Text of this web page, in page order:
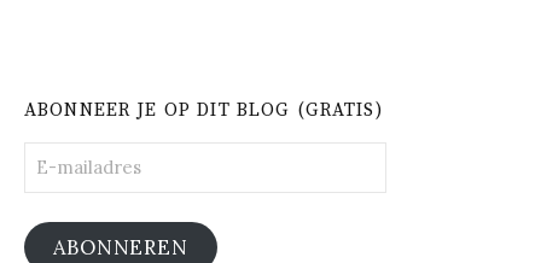
ABONNEER JE OP DIT BLOG (GRATIS)
mailadres
ABONNEREN